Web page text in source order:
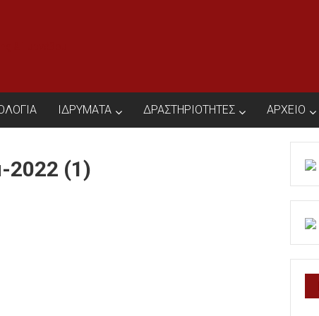
ΙΔΡΥΜΑΤΑ ΔΡΑΣΤΗΡΙΟΤΗΤΕΣ ΑΡΧΕΙΟ
2022 (1)